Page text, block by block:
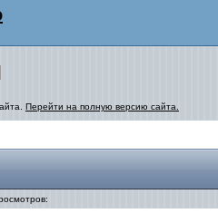
Перейти на полную версию сайта.